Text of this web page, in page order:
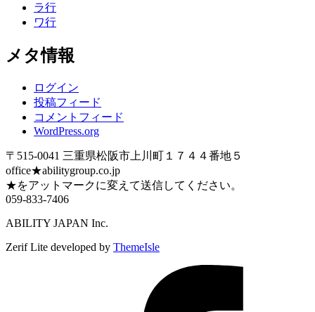
ラ行
ワ行
メタ情報
ログイン
投稿フィード
コメントフィード
WordPress.org
〒515-0041 三重県松阪市上川町１７４４番地５
office★abilitygroup.co.jp
★をアットマークに変えて送信してください。
059-833-7406
ABILITY JAPAN Inc.
Zerif Lite developed by ThemeIsle